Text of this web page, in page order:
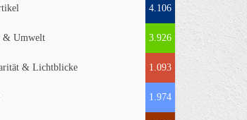
4.106
& Umwelt 3.926
& Lichtblicke 1.093
1.974